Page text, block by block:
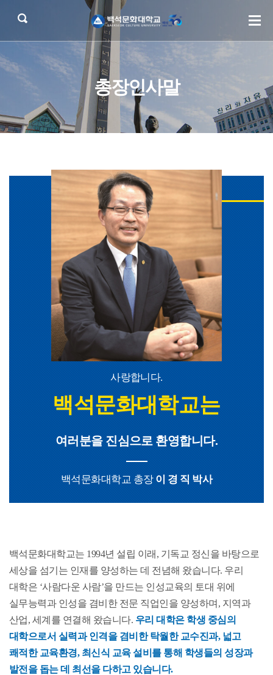
총장인사말
사랑합니다.
백석문화대학교는
여러분을 진심으로 환영합니다.
백석문화대학교 총장 이 경 직 박사
백석문화대학교는 1994년 설립 이래, 기독교 정신을 바탕으로
세상을 섬기는 인재를 양성하는 데 전념해 왔습니다. 우리
대학은 ‘사람다운 사람’을 만드는 인성교육의 토대 위에
실무능력과 인성을 겸비한 전문 직업인을 양성하며, 지역과
산업, 세계를 연결해 왔습니다. 우리 대학은 학생 중심의
대학으로서 실력과 인격을 겸비한 탁월한 교수진과, 넓고
쾌적한 교육환경, 최신식 교육 설비를 통해 학생들의 성장과
발전을 돕는 데 최선을 다하고 있습니다.